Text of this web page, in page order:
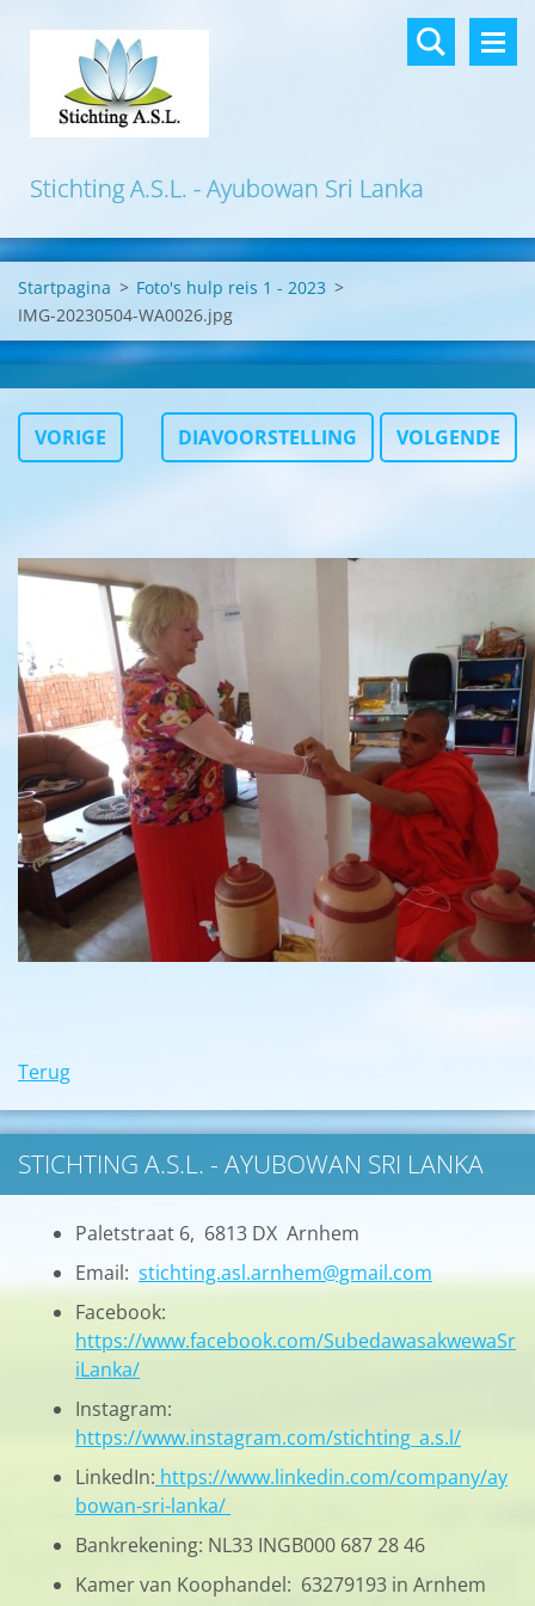
Stichting A.S.L. - Ayubowan Sri Lanka
Startpagina > Foto's hulp reis 1 - 2023 >
IMG-20230504-WA0026.jpg
VORIGE DIAVOORSTELLING VOLGENDE
Terug
STICHTING A.S.L. - AYUBOWAN SRI LANKA
Paletstraat 6, 6813 DX Arnhem
Email: stichting.asl.arnhem@gmail.com
Facebook:
https://www.facebook.com/SubedawasakwewaSr
iLanka/
Instagram:
https://www.instagram.com/stichting_a.s.l/
LinkedIn: https://www.linkedin.com/company/ay
bowan-sri-lanka/
Bankrekening: NL33 INGB000 687 28 46
Kamer van Koophandel: 63279193 in Arnhem